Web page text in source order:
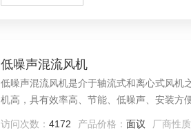
低噪声混流风机
低噪声混流风机是介于轴流式和离心式风机
机高，具有效率高、节能、低噪声、安装方
访问次数： 4172 产品价格： 面议 厂商性质